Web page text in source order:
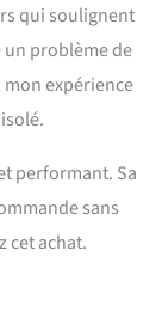
qui soulignent
un problème de
expérience
performant. Sa
sans
cet achat.